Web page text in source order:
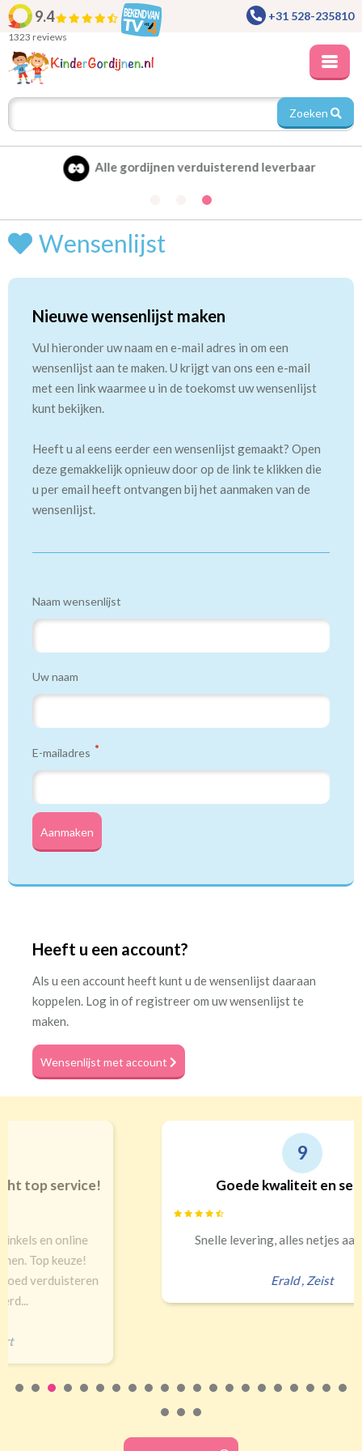
9.4
1323 reviews
+31 528-235810
Zoeken
Alle gordijnen verduisterend leverbaar
Wensenlijst
Nieuwe wensenlijst maken
Vul hieronder uw naam en e-mail adres in om een
wensenlijst aan te maken. U krijgt van ons een e-mail
met een link waarmee u in de toekomst uw wensenlijst
kunt bekijken.
Heeft u al eens eerder een wensenlijst gemaakt? Open
deze gemakkelijk opnieuw door op de link te klikken die
u per email heeft ontvangen bij het aanmaken van de
wensenlijst.
Naam wensenlijst
Uw naam
E-mailadres
Aanmaken
Heeft u een account?
Als u een account heeft kunt u de wensenlijst daaraan
koppelen. Log in of registreer om uw wensenlijst te
maken.
Wensenlijst met account
Goede kwaliteit en service!
Snelle levering, alles netjes aangekomen